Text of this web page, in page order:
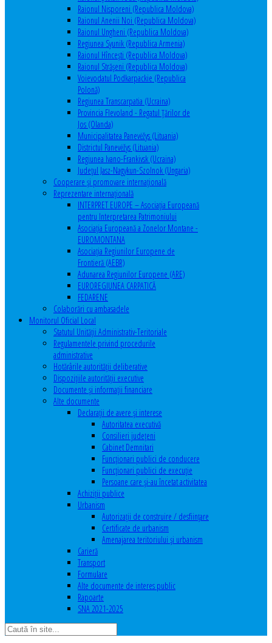
Raionul Nisporeni (Republica Moldova)
Raionul Anenii Noi (Republica Moldova)
Raionul Ungheni (Republica Moldova)
Regiunea Syunik (Republica Armenia)
Raionul Hîncești (Republica Moldova)
Raionul Străşeni (Republica Moldova)
Voievodatul Podkarpackie (Republica
Polonă)
Regiunea Transcarpatia (Ucraina)
Provincia Flevoland - Regatul Ţărilor de
Jos (Olanda)
Municipalitatea Panevėžys (Lituania)
Districtul Panevėžys (Lituania)
Regiunea Ivano-Frankivsk (Ucraina)
Judeţul Jasz-Nagykun-Szolnok (Ungaria)
Cooperare şi promovare internaţională
Reprezentare internaţională
INTERPRET EUROPE – Asociația Europeană
pentru Interpretarea Patrimoniului
Asociația Europeană a Zonelor Montane -
EUROMONTANA
Asociația Regiunilor Europene de
Frontieră (AEBR)
Adunarea Regiunilor Europene (ARE)
EUROREGIUNEA CARPATICĂ
FEDARENE
Colaborări cu ambasadele
Monitorul Oficial Local
Statutul Unităţii Administrativ-Teritoriale
Regulamentele privind procedurile
administrative
Hotărârile autorităţii deliberative
Dispoziţiile autorităţii executive
Documente şi informaţii financiare
Alte documente
Declaraţii de avere şi interese
Autoritatea executivă
Consilieri judeţeni
Cabinet Demnitari
Funcţionari publici de conducere
Funcționari publici de execuție
Persoane care şi-au încetat activitatea
Achiziţii publice
Urbanism
Autorizații de construire / desființare
Certificate de urbanism
Amenajarea teritoriului şi urbanism
Carieră
Transport
Formulare
Alte documente de interes public
Rapoarte
SNA 2021-2025